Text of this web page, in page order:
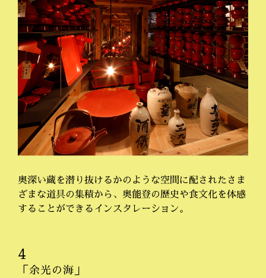
奥深い蔵を潜り抜けるかのような空間に配されたさま
ざまな道具の集積から、奥能登の歴史や食文化を体感
することができるインスタレーション。
4
「余光の海」